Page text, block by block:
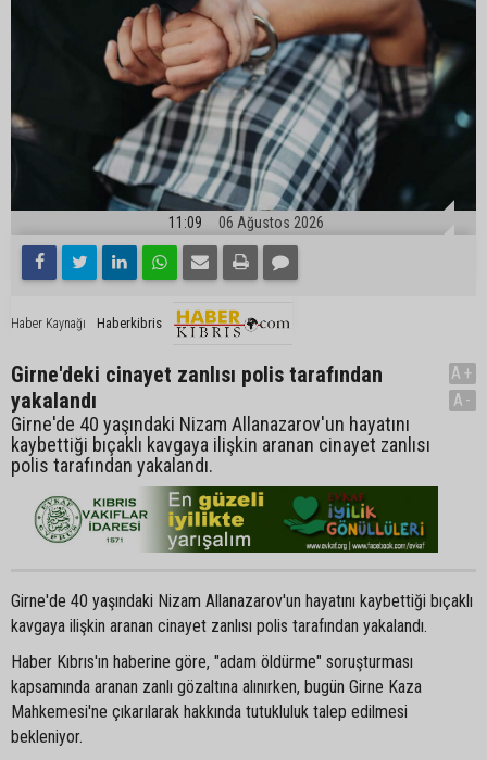
11:09 06 Ağustos 2026
Haber Kaynağı Haberkibris
Girne'deki cinayet zanlısı polis tarafından
yakalandı
Girne'de 40 yaşındaki Nizam Allanazarov'un hayatını
kaybettiği bıçaklı kavgaya ilişkin aranan cinayet zanlısı
polis tarafından yakalandı.
A+
A-
Girne'de 40 yaşındaki Nizam Allanazarov'un hayatını kaybettiği bıçaklı
kavgaya ilişkin aranan cinayet zanlısı polis tarafından yakalandı.
Haber Kıbrıs'ın haberine göre, "adam öldürme" soruşturması
kapsamında aranan zanlı gözaltına alınırken, bugün Girne Kaza
Mahkemesi'ne çıkarılarak hakkında tutukluluk talep edilmesi
bekleniyor.